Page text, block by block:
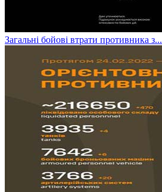
​Загальні бойові втрати противника з...